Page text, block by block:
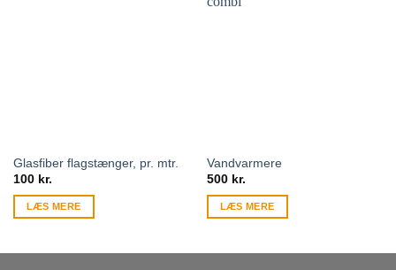
Glasfiber flagstænger, pr. mtr.
100 kr.
LÆS MERE
Vandvarmere
500 kr.
LÆS MERE